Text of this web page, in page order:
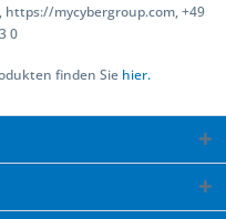
https://mycybergroup.com, +49
0
finden Sie hier.